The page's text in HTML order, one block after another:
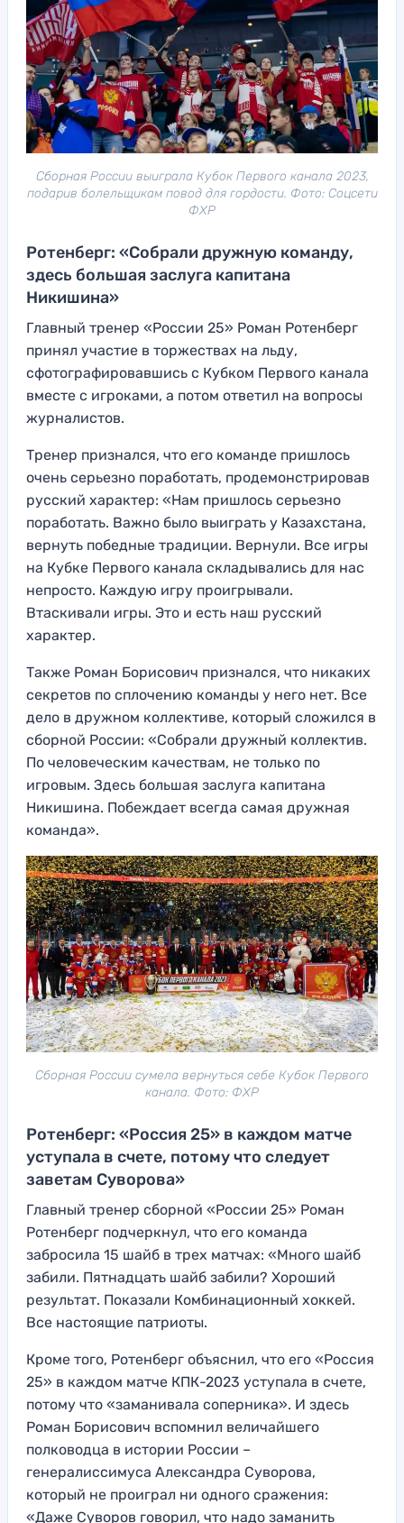
Сборная России выиграла Кубок Первого канала 2023,
подарив болельщикам повод для гордости. Фото: Соцсети
ФХР
Ротенберг: «Собрали дружную команду,
здесь большая заслуга капитана
Никишина»
Главный тренер «России 25» Роман Ротенберг
принял участие в торжествах на льду,
сфотографировавшись с Кубком Первого канала
вместе с игроками, а потом ответил на вопросы
журналистов.
Тренер признался, что его команде пришлось
очень серьезно поработать, продемонстрировав
русский характер: «Нам пришлось серьезно
поработать. Важно было выиграть у Казахстана,
вернуть победные традиции. Вернули. Все игры
на Кубке Первого канала складывались для нас
непросто. Каждую игру проигрывали.
Втаскивали игры. Это и есть наш русский
характер.
Также Роман Борисович признался, что никаких
секретов по сплочению команды у него нет. Все
дело в дружном коллективе, который сложился в
сборной России: «Собрали дружный коллектив.
По человеческим качествам, не только по
игровым. Здесь большая заслуга капитана
Никишина. Побеждает всегда самая дружная
команда».
Сборная России сумела вернуться себе Кубок Первого
канала. Фото: ФХР
Ротенберг: «Россия 25» в каждом матче
уступала в счете, потому что следует
заветам Суворова»
Главный тренер сборной «России 25» Роман
Ротенберг подчеркнул, что его команда
забросила 15 шайб в трех матчах: «Много шайб
забили. Пятнадцать шайб забили? Хороший
результат. Показали Комбинационный хоккей.
Все настоящие патриоты.
Кроме того, Ротенберг объяснил, что его «Россия
25» в каждом матче КПК-2023 уступала в счете,
потому что «заманивала соперника». И здесь
Роман Борисович вспомнил величайшего
полководца в истории России –
генералиссимуса Александра Суворова,
который не проиграл ни одного сражения:
«Даже Суворов говорил, что надо заманить